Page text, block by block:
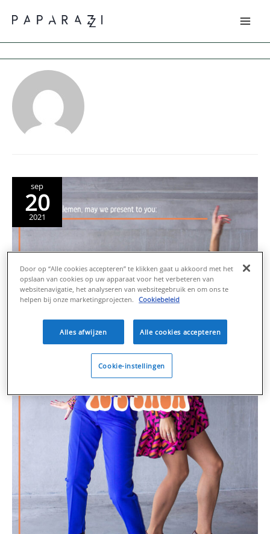
Loriana Ventura
sep
20
2021
Door op “Alle cookies accepteren” te klikken gaat u akkoord met het
opslaan van cookies op uw apparaat voor het verbeteren van
websitenavigatie, het analyseren van websitegebruik en om ons te
helpen bij onze marketingprojecten.
Cookiebeleid
Alles afwijzen Alle cookies accepteren
Cookie-instellingen